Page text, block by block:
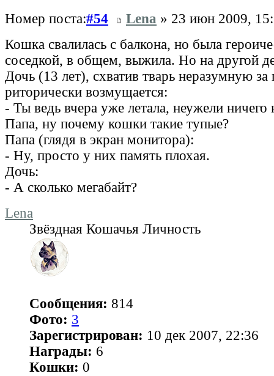
Номер поста:#54 Lena » 23 июн 2009,
Кошка свалилась с балкона, но была
соседкой, в общем, выжила. Но на другой
Дочь (13 лет), схватив тварь неразумную
риторически возмущается:
- Ты ведь вчера уже летала, неужели
Папа, ну почему кошки такие тупые?
Папа (глядя в экран монитора):
- Ну, просто у них память плохая.
Дочь:
- А сколько мегабайт?
Lena
Звёздная Кошачья Личность
Сообщения: 814
Фото: 3
Зарегистрирован: 10 дек 2007, 22:36
Награды: 6
Кошки: 0